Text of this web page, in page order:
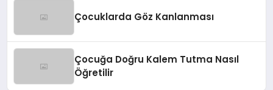
Çocuklarda Göz Kanlanması
Çocuğa Doğru Kalem Tutma Nasıl
Öğretilir